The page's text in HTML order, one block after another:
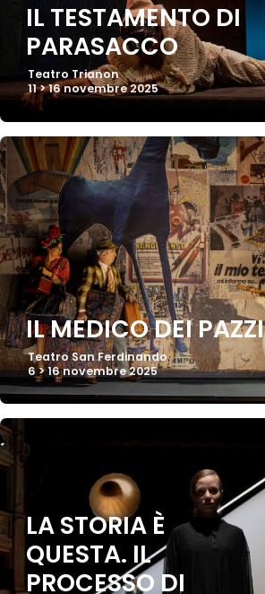
IL TESTAMENTO DI
PARASACCO
Teatro Trianon
11 > 16 novembre 2025
IL MEDICO DEI PAZZI
Teatro San Ferdinando
6 > 16 novembre 2025
LA STORIA È
QUESTA. IL
PROCESSO DI